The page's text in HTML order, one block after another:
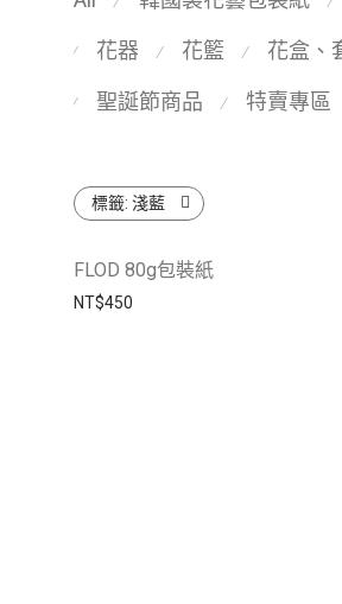
⁄ 花器 ⁄ 花籃 ⁄ 花盒、
⁄ 聖誕節商品 ⁄ 特賣專區
標籤: 淺藍
FLOD 80g包裝紙
NT$450